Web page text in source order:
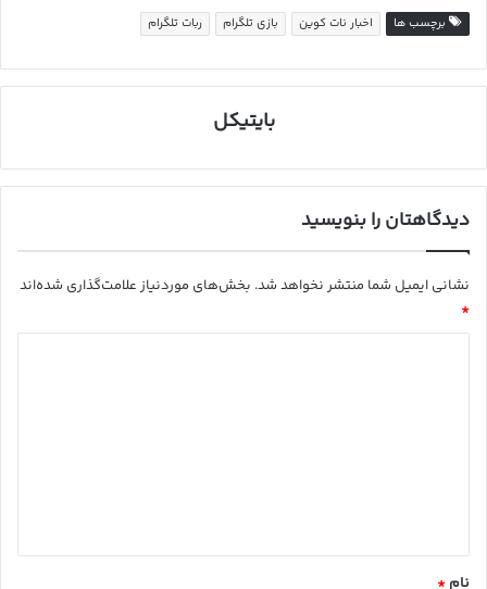
برچسب ها اخبار نات کوین بازی تلگرام ربات تلگرام
بایتیکل
دیدگاهتان را بنویسید
نشانی ایمیل شما منتشر نخواهد شد. بخش‌های موردنیاز علامت‌گذاری شده‌اند
*
نام *